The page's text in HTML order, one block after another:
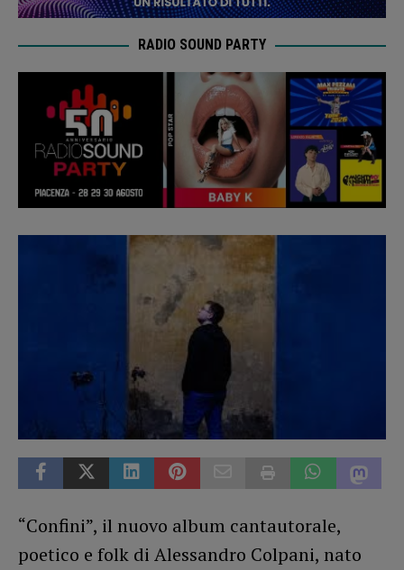
RADIO SOUND PARTY
“Confini”, il nuovo album cantautorale,
poetico e folk di Alessandro Colpani, nato